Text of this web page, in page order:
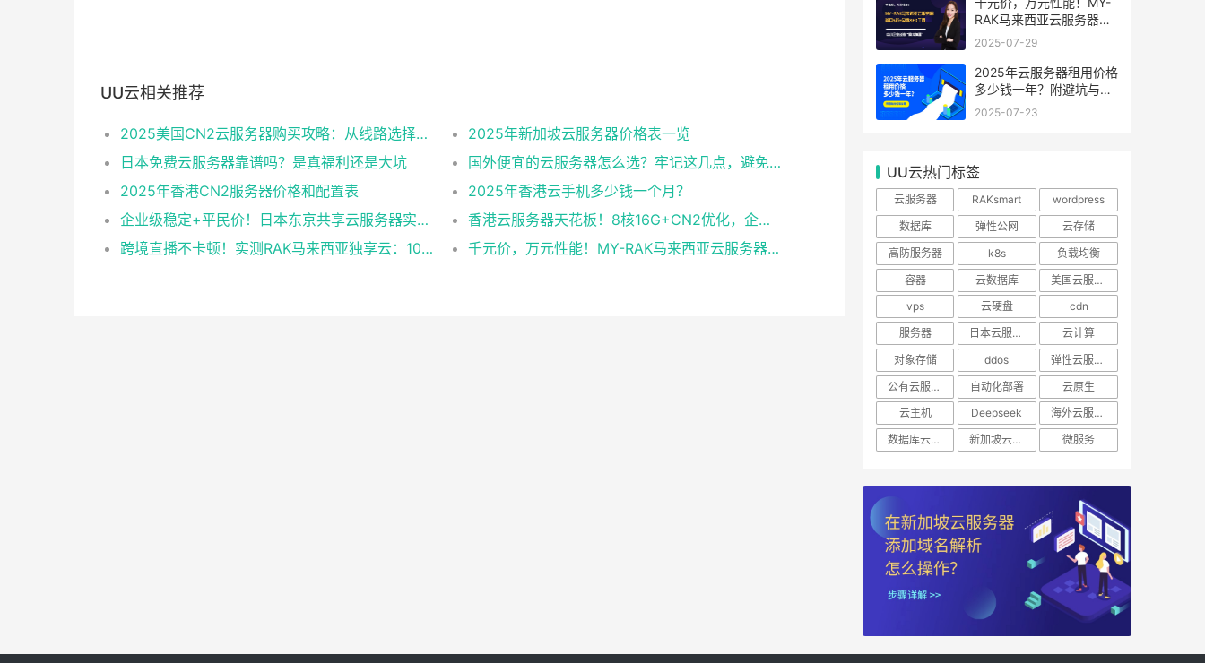
UU云相关推荐
2025美国CN2云服务器购买攻略：从线路选择到实操最全指南
2025年新加坡云服务器价格表一览
日本免费云服务器靠谱吗？是真福利还是大坑
国外便宜的云服务器怎么选？牢记这几点，避免踩坑
2025年香港CN2服务器价格和配置表
2025年香港云手机多少钱一个月？
企业级稳定+平民价！日本东京共享云服务器实测：CentOS 7.9系统+资源隔离，稳定性达99.99%
香港云服务器天花板！8核16G+CN2优化，企业级数据安全+毫秒级延迟双保险！
跨境直播不卡顿！实测RAK马来西亚独享云：1080P推流稳定，首月6折优惠中
千元价，万元性能！MY-RAK马来西亚云服务器：首月5折+免费SEO工具，中小企业出海“降本神器”
RAK马来西亚云服务器：
首月5折+免费SEO工具，
2025-07-29
2025年云服务器租用价格
多少钱一年？附避坑与省
钱攻略
2025-07-23
UU云热门标签
云服务器 RAKsmart
wordpress
数据库
弹性公网
云存储
高防服务器
k8s
负载均衡
容器
云数据库
美国云服务器
vps
云硬盘
cdn
服务器
日本云服务器
云计算
对象存储
ddos
弹性云服务器
公有云服务器
自动化部署
云原生
云主机
Deepseek
海外云服务器
数据库云托管
新加坡云服务器 微服务